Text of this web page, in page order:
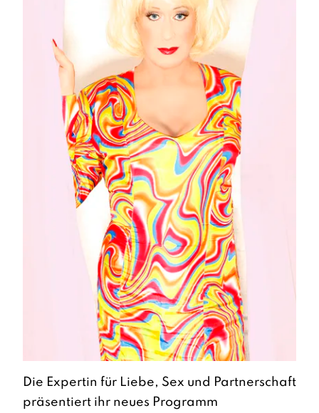
Die Expertin für Liebe, Sex und Partnerschaft
präsentiert ihr neues Programm